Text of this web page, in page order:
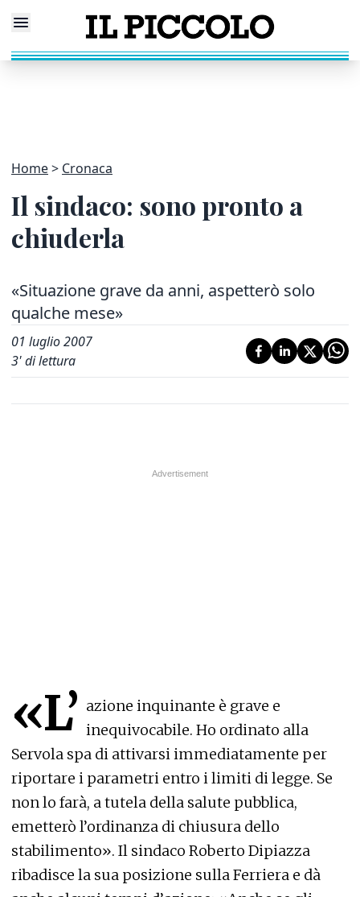
Home Cronaca
Il sindaco: sono pronto a
chiuderla
«Situazione grave da anni, aspetterò solo
qualche mese»
01 luglio 2007
3' di lettura
«L’ azione inquinante è grave e
inequivocabile. Ho ordinato alla
Servola spa di attivarsi immediatamente per
riportare i parametri entro i limiti di legge. Se
non lo farà, a tutela della salute pubblica,
emetterò l’ordinanza di chiusura dello
stabilimento». Il sindaco Roberto Dipiazza
ribadisce la sua posizione sulla Ferriera e dà